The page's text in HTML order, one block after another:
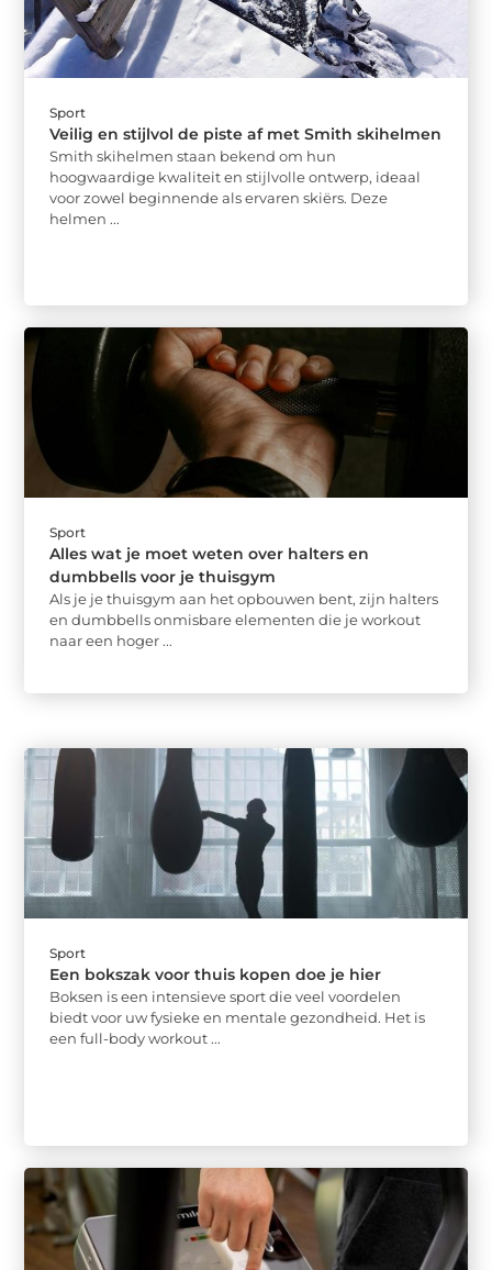
Sport
Veilig en stijlvol de piste af met Smith skihelmen
Smith skihelmen staan bekend om hun
hoogwaardige kwaliteit en stijlvolle ontwerp, ideaal
voor zowel beginnende als ervaren skiërs. Deze
helmen ...
Sport
Alles wat je moet weten over halters en
dumbbells voor je thuisgym
Als je je thuisgym aan het opbouwen bent, zijn halters
en dumbbells onmisbare elementen die je workout
naar een hoger ...
Sport
Een bokszak voor thuis kopen doe je hier
Boksen is een intensieve sport die veel voordelen
biedt voor uw fysieke en mentale gezondheid. Het is
een full-body workout ...